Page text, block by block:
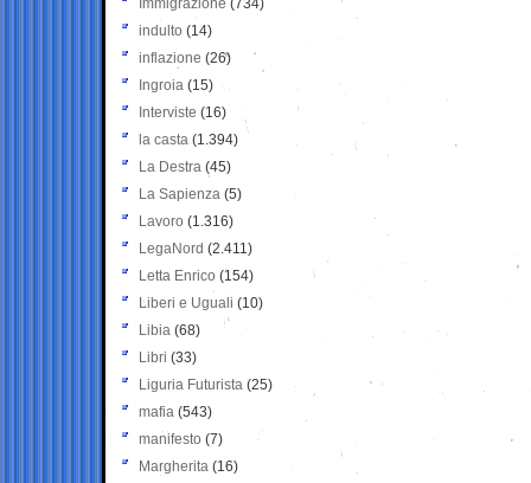
Immigrazione (734)
indulto (14)
inflazione (26)
Ingroia (15)
Interviste (16)
la casta (1.394)
La Destra (45)
La Sapienza (5)
Lavoro (1.316)
LegaNord (2.411)
Letta Enrico (154)
Liberi e Uguali (10)
Libia (68)
Libri (33)
Liguria Futurista (25)
mafia (543)
manifesto (7)
Margherita (16)